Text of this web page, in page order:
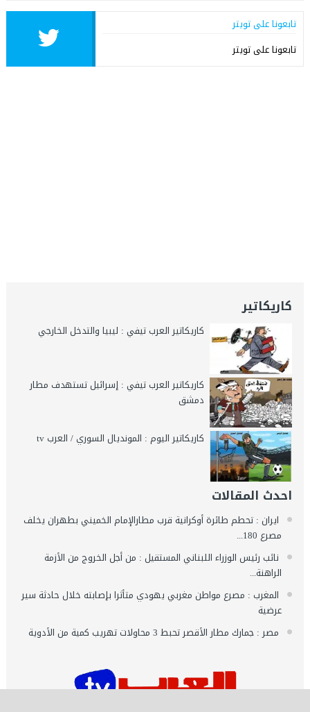
تابعونا على تويتر
تابعونا على تويتر
كاريكاتير
كاريكاتير العرب تيفي : ليبيا والتدخل الخارجي
كاريكاتير العرب تيفي : إسرائيل تستهدف مطار
دمشق
كاريكاتير اليوم : المونديال السوري / العرب tv
احدث المقالات
ايران : تحطم طائرة أوكرانية قرب مطارالإمام الخميني بطهران يخلف
مصرع 180...
نائب رئيس الوزراء اللبناني المستقيل : من أجل الخروج من الأزمة
الراهنة...
المغرب : مصرع مواطن مغربي يهودي متأثرا بإصابته خلال حادثة سير
عرضية
مصر : جمارك مطار الأقصر تحبط 3 محاولات تهريب كمية من الأدوية